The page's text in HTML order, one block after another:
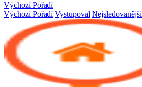
Výchozí Pořadí
Výchozí Pořadí Vystupoval Nejsledovanější